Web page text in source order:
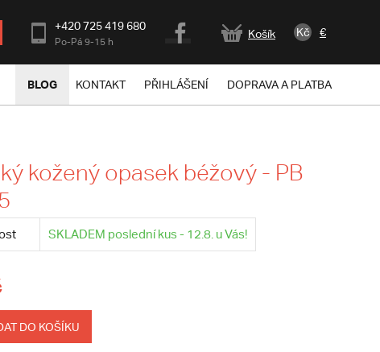
+420 725 419 680
Po-Pá 9-15 h
Košík Kč €
BLOG KONTAKT PŘIHLÁŠENÍ DOPRAVA A PLATBA
kožený opasek béžový - PB
SKLADEM poslední kus - 12.8. u Vás!
DO KOŠÍKU